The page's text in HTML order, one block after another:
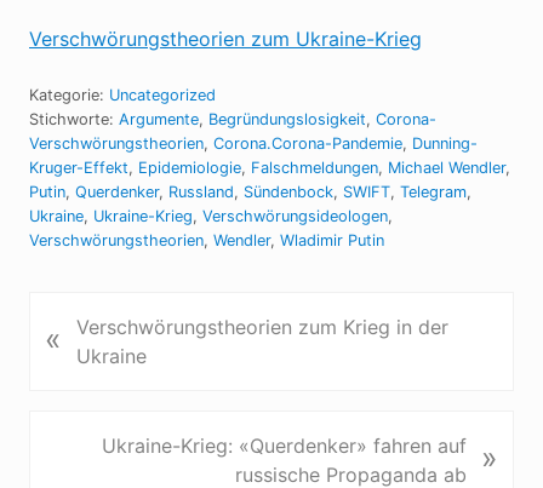
Verschwörungstheorien zum Ukraine-Krieg
Kategorie: Uncategorized
Stichworte: Argumente, Begründungslosigkeit, Corona-
Verschwörungstheorien, Corona.Corona-Pandemie, Dunning-
Kruger-Effekt, Epidemiologie, Falschmeldungen, Michael Wendler,
Putin, Querdenker, Russland, Sündenbock, SWIFT, Telegram,
Ukraine, Ukraine-Krieg, Verschwörungsideologen,
Verschwörungstheorien, Wendler, Wladimir Putin
o
«
Verschwörungstheorien zum Krieg in der
Ukraine
Ukraine-Krieg: «Querdenker» fahren auf
russische Propaganda ab
»